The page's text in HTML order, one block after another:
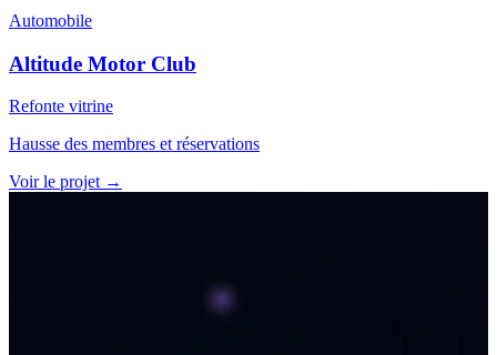
Automobile
Altitude Motor Club
Refonte vitrine
Hausse des membres et réservations
Voir le projet →